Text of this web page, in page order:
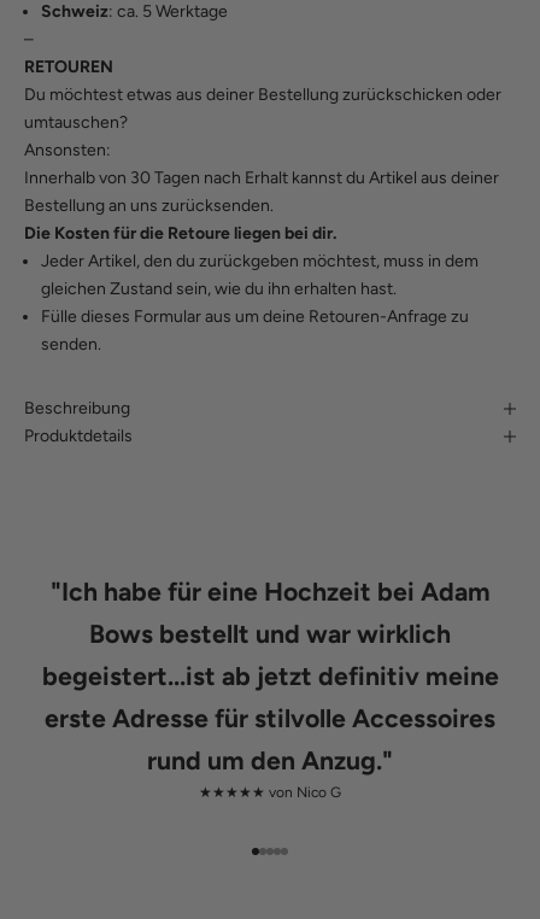
Schweiz: ca. 5 Werktage
–
RETOUREN
Du möchtest etwas aus deiner Bestellung zurückschicken oder
umtauschen?
Ansonsten:
Innerhalb von 30 Tagen nach Erhalt kannst du Artikel aus deiner
Bestellung an uns zurücksenden.
Die Kosten für die Retoure liegen bei dir.
Jeder Artikel, den du zurückgeben möchtest, muss in dem
gleichen Zustand sein, wie du ihn erhalten hast.
Fülle dieses Formularaus um deine Retouren-Anfrage zu
senden.
Beschreibung
Produktdetails
"Ich habe für eine Hochzeit bei Adam
Bows bestellt und war wirklich
begeistert...ist ab jetzt definitiv meine
erste Adresse für stilvolle Accessoires
rund um den Anzug."
★★★★★ von Nico G
Gehe zu Element 1
Gehe zu Element 2
Gehe zu Element 3
Gehe zu Element 4
Gehe zu Element 5